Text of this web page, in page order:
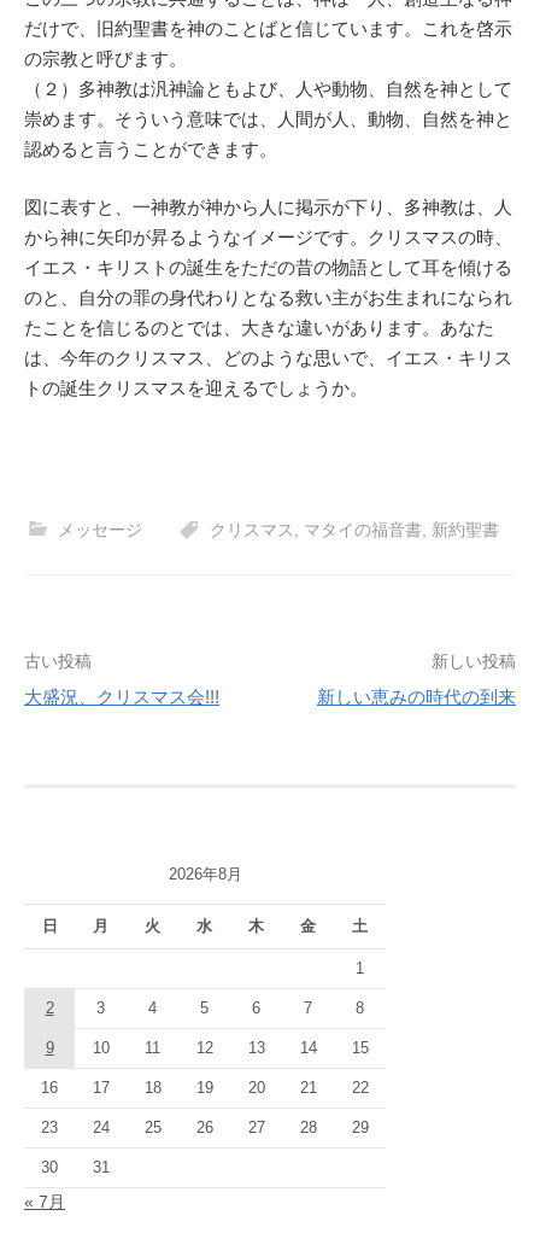
だけで、旧約聖書を神のことばと信じています。これを啓示
の宗教と呼びます。
（２）多神教は汎神論ともよび、人や動物、自然を神として
崇めます。そういう意味では、人間が人、動物、自然を神と
認めると言うことができます。
図に表すと、一神教が神から人に掲示が下り、多神教は、人
から神に矢印が昇るようなイメージです。クリスマスの時、
イエス・キリストの誕生をただの昔の物語として耳を傾ける
のと、自分の罪の身代わりとなる救い主がお生まれになられ
たことを信じるのとでは、大きな違いがあります。あなた
は、今年のクリスマス、どのような思いで、イエス・キリス
トの誕生クリスマスを迎えるでしょうか。
メッセージ クリスマス マタイの福音書 新約聖書
投
稿
シ
ン
古い投稿
大盛況、クリスマス会!!!
新しい投稿
新しい恵みの時代の到来
2026年8月
日 月 火 水 木 金 土
1
2 3 4 5 6 7 8
9 10 11 12 13 14 15
16 17 18 19 20 21 22
23 24 25 26 27 28 29
30 31
« 7月